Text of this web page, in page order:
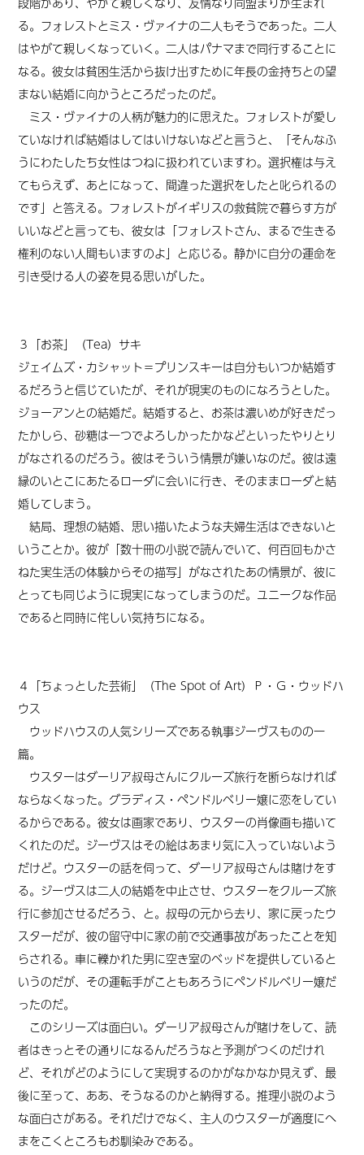
る。フォレストとミス・ヴァイナの二人もそうであった。二人
はやがて親しくなっていく。二人はパナマまで同行することに
なる。彼女は貧困生活から抜け出すために年長の金持ちとの望
まない結婚に向かうところだったのだ。
ミス・ヴァイナの人柄が魅力的に思えた。フォレストが愛し
ていなければ結婚はしてはいけないなどと言うと、「そんなふ
うにわたしたち女性はつねに扱われていますわ。選択権は与え
てもらえず、あとになって、間違った選択をしたと叱られるの
です」と答える。フォレストがイギリスの救貧院で暮らす方が
いいなどと言っても、彼女は「フォレストさん、まるで生きる
権利のない人間もいますのよ」と応じる。静かに自分の運命を
引き受ける人の姿を見る思いがした。
３「お茶」（Tea）サキ
ジェイムズ・カシャット＝プリンスキーは自分もいつか結婚す
るだろうと信じていたが、それが現実のものになろうとした。
ジョーアンとの結婚だ。結婚すると、お茶は濃いめが好きだっ
たかしら、砂糖は一つでよろしかったかなどといったやりとり
がなされるのだろう。彼はそういう情景が嫌いなのだ。彼は遠
縁のいとこにあたるローダに会いに行き、そのままローダと結
婚してしまう。
結局、理想の結婚、思い描いたような夫婦生活はできないと
いうことか。彼が「数十冊の小説で読んでいて、何百回もかさ
ねた実生活の体験からその描写」がなされたあの情景が、彼に
とっても同じように現実になってしまうのだ。ユニークな作品
であると同時に侘しい気持ちになる。
４「ちょっとした芸術」（The Spot of Art）Ｐ・Ｇ・ウッドハ
ウス
ウッドハウスの人気シリーズである執事ジーヴスものの一
篇。
ウスターはダーリア叔母さんにクルーズ旅行を断らなければ
ならなくなった。グラディス・ペンドルベリー嬢に恋をしてい
るからである。彼女は画家であり、ウスターの肖像画も描いて
くれたのだ。ジーヴスはその絵はあまり気に入っていないよう
だけど。ウスターの話を伺って、ダーリア叔母さんは賭けをす
る。ジーヴスは二人の結婚を中止させ、ウスターをクルーズ旅
行に参加させるだろう、と。叔母の元から去り、家に戻ったウ
スターだが、彼の留守中に家の前で交通事故があったことを知
らされる。車に轢かれた男に空き室のベッドを提供していると
いうのだが、その運転手がこともあろうにペンドルベリー嬢だ
ったのだ。
このシリーズは面白い。ダーリア叔母さんが賭けをして、読
者はきっとその通りになるんだろうなと予測がつくのだけれ
ど、それがどのようにして実現するのかがなかなか見えず、最
後に至って、ああ、そうなるのかと納得する。推理小説のよう
な面白さがある。それだけでなく、主人のウスターが適度にへ
まをこくところもお馴染みである。